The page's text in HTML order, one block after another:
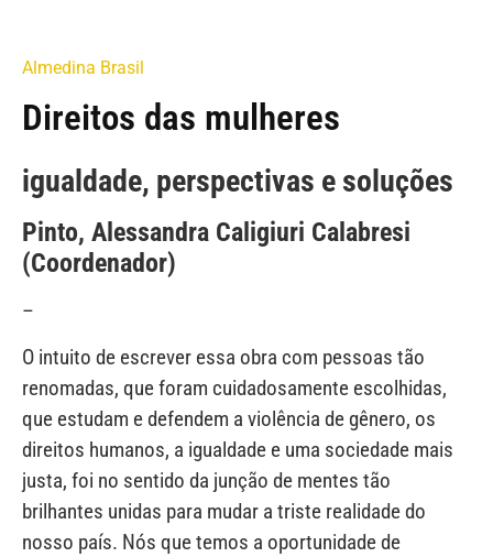
Almedina Brasil
Direitos das mulheres
igualdade, perspectivas e soluções
Pinto, Alessandra Caligiuri Calabresi
(Coordenador)
–
O intuito de escrever essa obra com pessoas tão
renomadas, que foram cuidadosamente escolhidas,
que estudam e defendem a violência de gênero, os
direitos humanos, a igualdade e uma sociedade mais
justa, foi no sentido da junção de mentes tão
brilhantes unidas para mudar a triste realidade do
nosso país. Nós que temos a oportunidade de